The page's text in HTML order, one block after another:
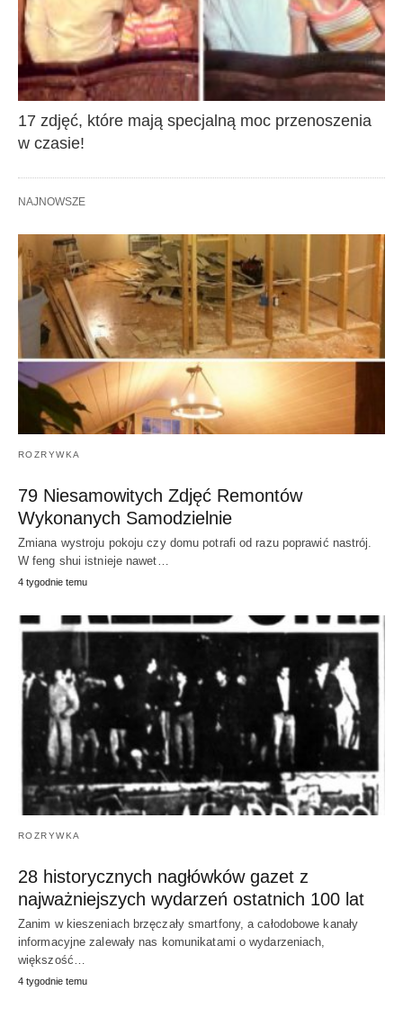
17 zdjęć, które mają specjalną moc przenoszenia
w czasie!
NAJNOWSZE
ROZRYWKA
79 Niesamowitych Zdjęć Remontów
Wykonanych Samodzielnie
Zmiana wystroju pokoju czy domu potrafi od razu poprawić nastrój.
W feng shui istnieje nawet…
4 tygodnie temu
ROZRYWKA
28 historycznych nagłówków gazet z
najważniejszych wydarzeń ostatnich 100 lat
Zanim w kieszeniach brzęczały smartfony, a całodobowe kanały
informacyjne zalewały nas komunikatami o wydarzeniach,
większość…
4 tygodnie temu